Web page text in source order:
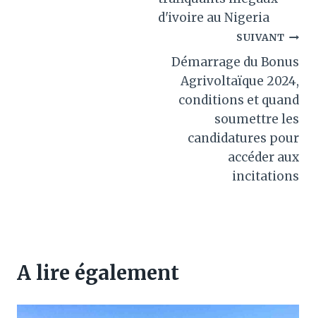
d'ivoire au Nigeria
SUIVANT
Démarrage du Bonus
Agrivoltaïque 2024,
conditions et quand
soumettre les
candidatures pour
accéder aux
incitations
A lire également